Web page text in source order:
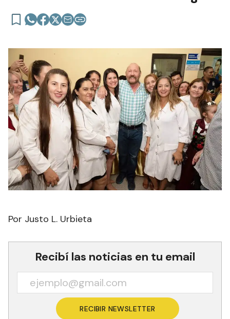
Por Justo L. Urbieta
Recibí las noticias en tu email
RECIBIR NEWSLETTER